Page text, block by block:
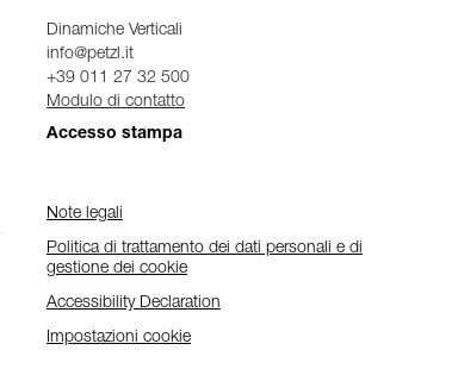
Dinamiche Verticali
info@petzl.it
+39 011 27 32 500
Modulo di contatto
Accesso stampa
Note legali
Politica di trattamento dei dati personali e di
gestione dei cookie
Accessibility Declaration
Impostazioni cookie